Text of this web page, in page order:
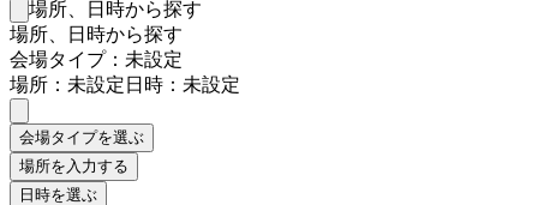
検索フォームを閉じる
場所、日時から探す
場所、日時から探す
会場タイプ：未設定
場所：未設定日時：未設定
会場タイプを選ぶ
場所を入力する
日時を選ぶ